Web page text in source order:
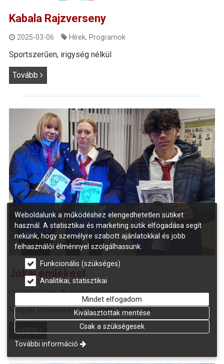
Kabala Rajzverseny
2025-03-06 Hírek, Programok
Sportszerűen, irigység nélkül
Tovább
Jókai emlékest
2025-03-06 Hírek,Programok
Magyar Emlékekért a Világban Egyesület
Tovább
Weboldalunk a működéshez elengedhetetlen sütiket
használ. A statisztikai és marketing sütik elfogadása segít
nekünk, hogy személyre szabott ajánlatokkal és jobb
felhasználói élménnyel szolgálhassunk.
Funkcionális (szükséges)
Analitikai, statisztikai
Mindet elfogadom
Kiválasztottak mentése
Csak a szükségesek
További információ